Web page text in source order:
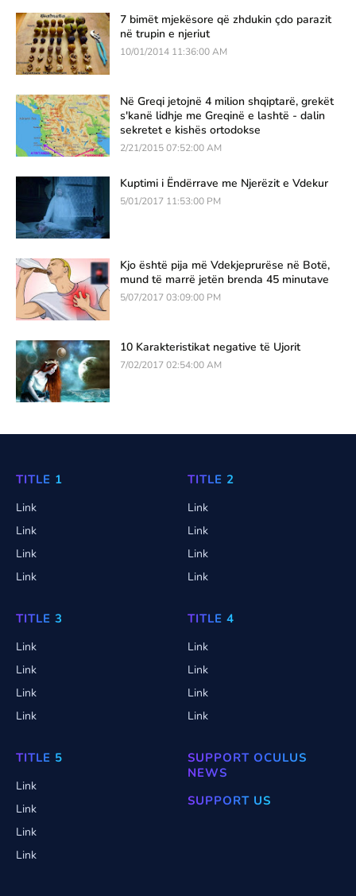
7 bimët mjekësore që zhdukin çdo parazit
në trupin e njeriut
10/01/2014 11:36:00 AM
Në Greqi jetojnë 4 milion shqiptarë, grekët
s'kanë lidhje me Greqinë e lashtë - dalin
sekretet e kishës ortodokse
2/21/2015 07:52:00 AM
Kuptimi i Ëndërrave me Njerëzit e Vdekur
5/01/2017 11:53:00 PM
Kjo është pija më Vdekjeprurëse në Botë,
mund të marrë jetën brenda 45 minutave
5/07/2017 03:09:00 PM
10 Karakteristikat negative të Ujorit
7/02/2017 02:54:00 AM
TITLE 1
Link
Link
Link
Link
TITLE 2
Link
Link
Link
Link
TITLE 3
Link
Link
Link
Link
TITLE 4
Link
Link
Link
Link
TITLE 5
Link
Link
Link
Link
SUPPORT OCULUS
NEWS
SUPPORT US